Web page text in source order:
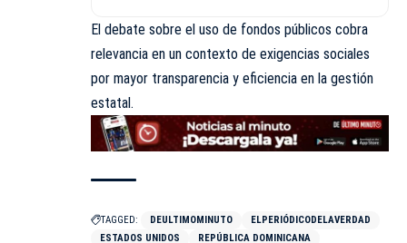
El debate sobre el uso de fondos públicos cobra
relevancia en un contexto de exigencias sociales
por mayor transparencia y eficiencia en la gestión
estatal.
TAGGED: DEULTIMOMINUTO
ELPERIÓDICODELAVERDAD
ESTADOS UNIDOS
REPÚBLICA DOMINICANA